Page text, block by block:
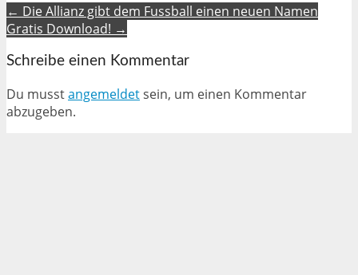
← Die Allianz gibt dem Fussball einen neuen Namen
Gratis Download! →
Schreibe einen Kommentar
Du musstangemeldetsein, um einen Kommentar
abzugeben.